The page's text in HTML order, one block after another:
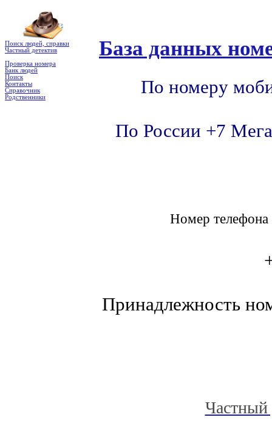
Поиск людей, справки
Частный детектив
Проверка номера
Банк людей
Поиск
Контакты
Справочник
Родственники
База данных
По номеру
По России +7
Номер
Принадлежность
Частный